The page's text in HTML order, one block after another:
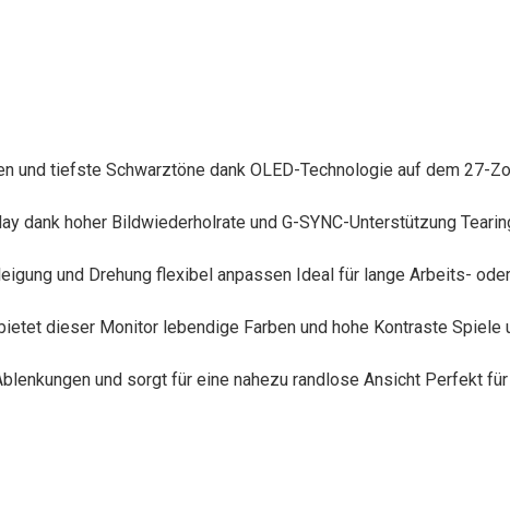
und tiefste Schwarztöne dank OLED-Technologie auf dem 27-
dank hoher Bildwiederholrate und G-SYNC-Unterstützung
und Drehung flexibel anpassen Ideal für lange Arbeits-
dieser Monitor lebendige Farben und hohe Kontraste Spiele
und sorgt für eine nahezu randlose Ansicht Perfekt